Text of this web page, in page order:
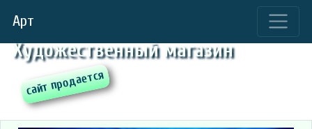
Арт
Художественный магазин